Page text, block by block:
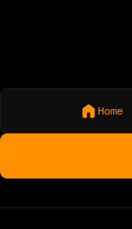
Home